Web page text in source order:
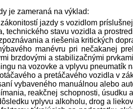
je zameraná na výklad:
jazdy s vozidlom
technického stavu vozidla a
a riešenia kritických
manévru pri nečakanej
brzdovými a stabilizačnými
na vozovke a vplyvu pneumatík
a pretáčavého vozidla v
vybaveného manuálnou alebo
reakčnej schopnosti,
vplyvu alkoholu, drog a